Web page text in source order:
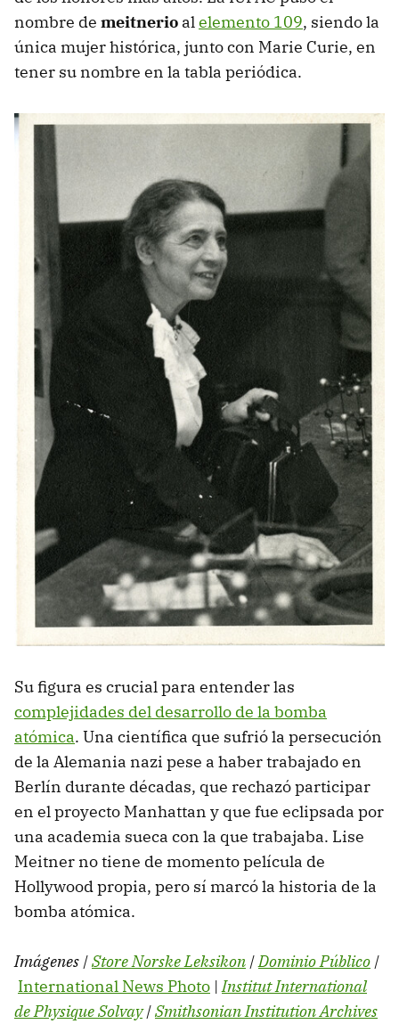
nombre de meitnerio alelemento 109, siendo la
única mujer histórica, junto con Marie Curie, en
tener su nombre en la tabla periódica.
Su figura es crucial para entender las
complejidades del desarrollo de la bomba
atómica. Una científica que sufrió la persecución
de la Alemania nazi pese a haber trabajado en
Berlín durante décadas, que rechazó participar
en el proyecto Manhattan y que fue eclipsada por
una academia sueca con la que trabajaba. Lise
Meitner no tiene de momento película de
Hollywood propia, pero sí marcó la historia de la
bomba atómica.
Imágenes |Store Norske Leksikon |Dominio Público |
International News Photo |Institut International
de Physique Solvay|Smithsonian Institution Archives